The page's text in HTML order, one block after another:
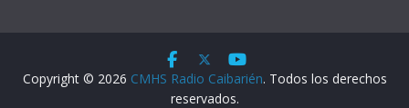
Copyright © 2026 CMHS Radio Caibarién. Todos los derechos
reservados.